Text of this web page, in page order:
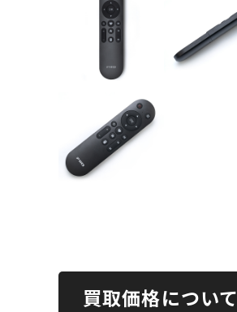
買取価格について